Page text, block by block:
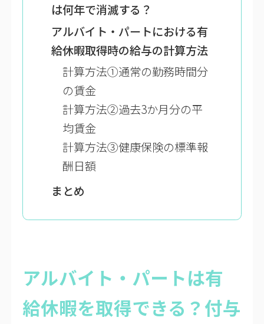
は何年で消滅する？
アルバイト・パートにおける有
給休暇取得時の給与の計算方法
計算方法①通常の勤務時間分
の賃金
計算方法②過去3か月分の平
均賃金
計算方法③健康保険の標準報
酬日額
まとめ
アルバイト・パートは有
給休暇を取得できる？付与